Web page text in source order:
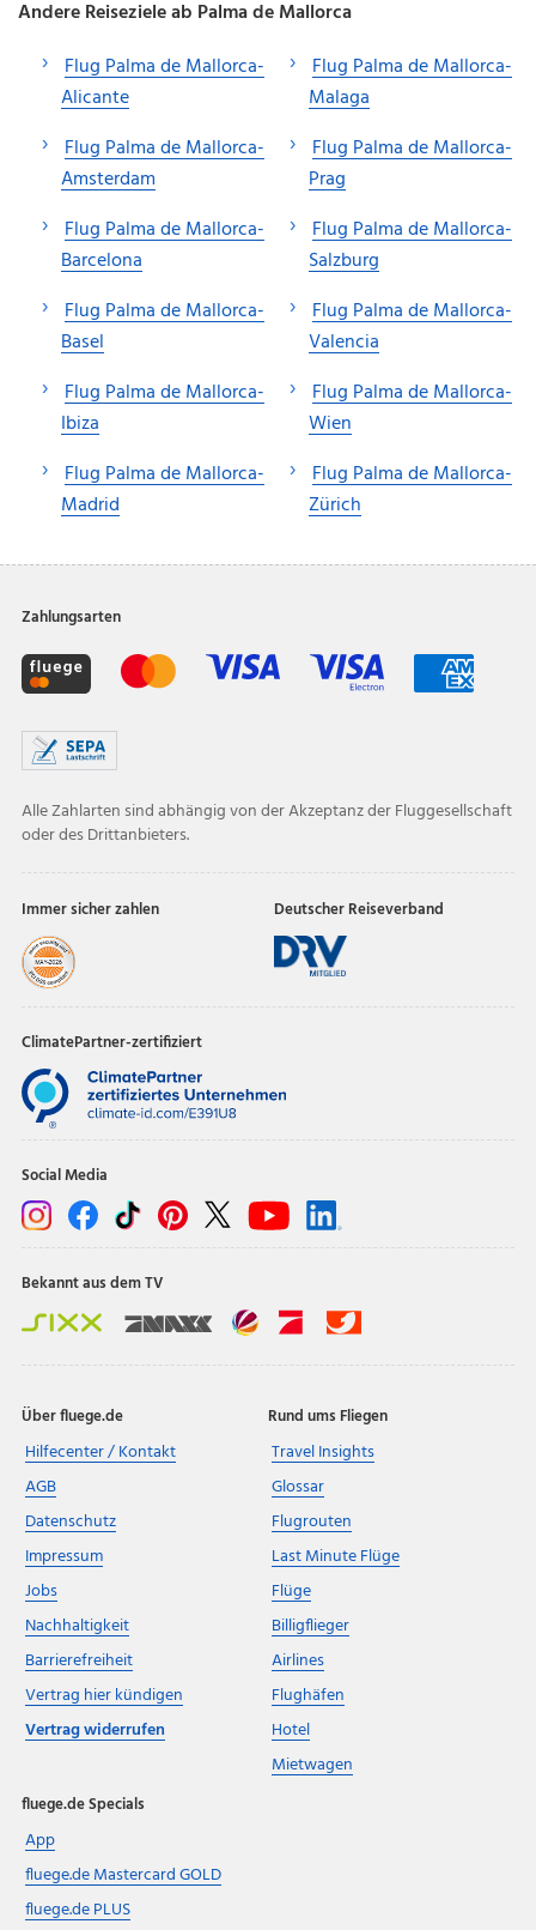
Andere Reiseziele ab Palma de Mallorca
Flug Palma de Mallorca-
Alicante
Flug Palma de Mallorca-
Amsterdam
Flug Palma de Mallorca-
Barcelona
Flug Palma de Mallorca-
Basel
Flug Palma de Mallorca-
Ibiza
Flug Palma de Mallorca-
Madrid
Flug Palma de Mallorca-
Malaga
Flug Palma de Mallorca-
Prag
Flug Palma de Mallorca-
Salzburg
Flug Palma de Mallorca-
Valencia
Flug Palma de Mallorca-
Wien
Flug Palma de Mallorca-
Zürich